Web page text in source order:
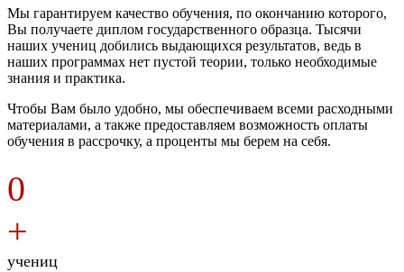
Мы гарантируем качество обучения, по окончанию которого,
Вы получаете диплом государственного образца. Тысячи
наших учениц добились выдающихся результатов, ведь в
наших программах нет пустой теории, только необходимые
знания и практика.
Чтобы Вам было удобно, мы обеспечиваем всеми расходными
материалами, а также предоставляем возможность оплаты
обучения в рассрочку, а проценты мы берем на себя.
0
+
учениц